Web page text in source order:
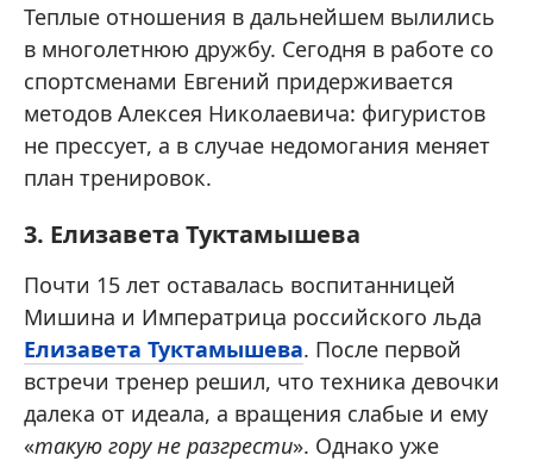
Теплые отношения в дальнейшем вылились
в многолетнюю дружбу. Сегодня в работе со
спортсменами Евгений придерживается
методов Алексея Николаевича: фигуристов
не прессует, а в случае недомогания меняет
план тренировок.
3. Елизавета Туктамышева
Почти 15 лет оставалась воспитанницей
Мишина и Императрица российского льда
Елизавета Туктамышева. После первой
встречи тренер решил, что техника девочки
далека от идеала, а вращения слабые и ему
«такую гору не разгрести». Однако уже